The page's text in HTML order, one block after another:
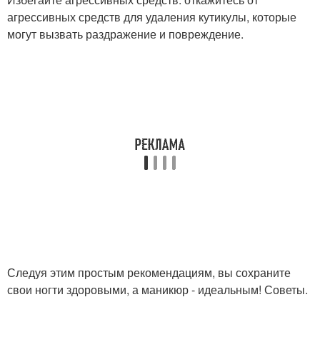
агрессивных средств для удаления кутикулы, которые
могут вызвать раздражение и повреждение.
Следуя этим простым рекомендациям, вы сохраните
свои ногти здоровыми, а маникюр - идеальным! Советы.